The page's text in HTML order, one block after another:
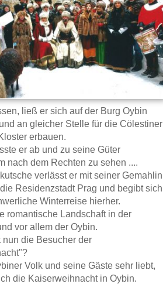
ließ er sich auf der Burg Oybin
an gleicher Stelle für die Cölestiner
erbauen.
er ab und zu seine Güter
nach dem Rechten zu sehen ....
verlässt er mit seiner Gemahlin
Residenzstadt Prag und begibt sich
Winterreise hierher.
romantische Landschaft in der
vor allem der Oybin.
nun die Besucher der
Volk und seine Gäste sehr liebt,
die Kaiserweihnacht in Oybin.